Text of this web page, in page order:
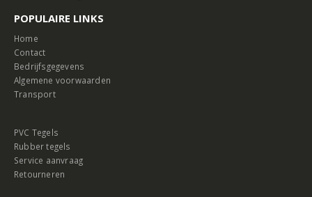
POPULAIRE LINKS
Home
Contact
Bedrijfsgegevens
Algemene voorwaarden
Transport
PVC Tegels
Rubber tegels
Service aanvraag
Retourneren